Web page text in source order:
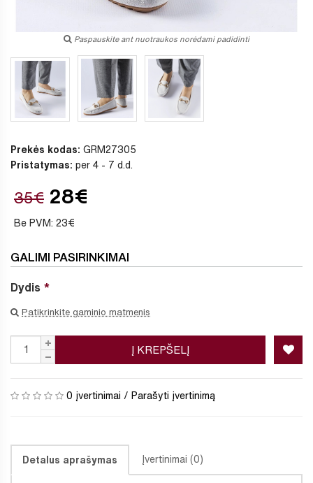
Paspauskite ant nuotraukos norėdami padidinti
Prekės kodas: GRM27305
Pristatymas: per 4 - 7 d.d.
35€ 28€
Be PVM: 23€
GALIMI PASIRINKIMAI
Dydis
Patikrinkite gaminio matmenis
Į KREPŠELĮ
0 įvertinimai / Parašyti įvertinimą
Detalus aprašymas Įvertinimai (0)